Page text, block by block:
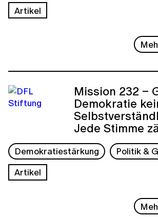
Artikel
Mission 232 –
Demokratie
Jede Stimme
Demokratiestärkung
Politik &
Artikel